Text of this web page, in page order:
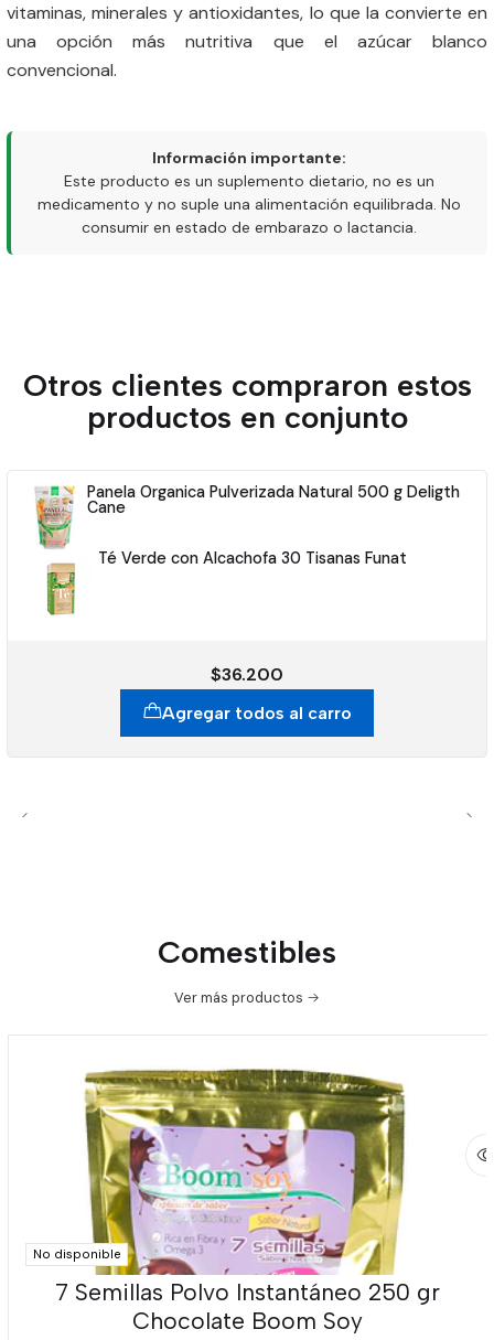
vitaminas, minerales y antioxidantes, lo que la convierte en
una opción más nutritiva que el azúcar blanco
convencional.
Información importante:
Este producto es un suplemento dietario, no es un
medicamento y no suple una alimentación equilibrada. No
consumir en estado de embarazo o lactancia.
Otros clientes compraron estos
productos en conjunto
Panela Organica Pulverizada Natural 500 g Deligth
Cane
Té Verde con Alcachofa 30 Tisanas Funat
$36.200
Agregar todos al carro
Comestibles
Ver más productos
No disponible
7 Semillas Polvo Instantáneo 250 gr
Chocolate Boom Soy